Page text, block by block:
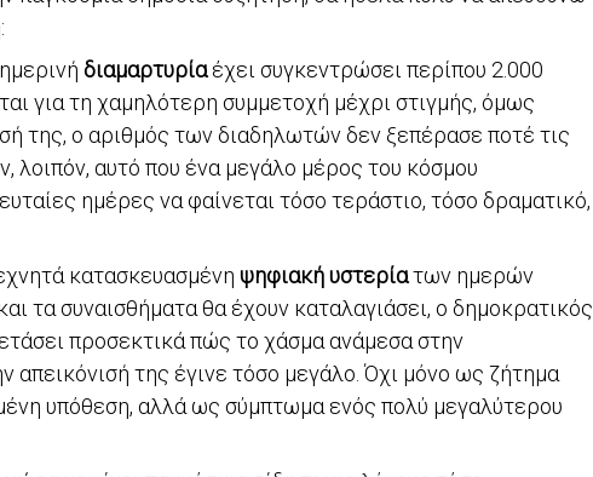
διαμαρτυρίαέχει συγκεντρώσει περίπου 2.000
για τη χαμηλότερη συμμετοχή μέχρι στιγμής, όμως
της, ο αριθμός των διαδηλωτών δεν ξεπέρασε ποτέ τις
λοιπόν, αυτό που ένα μεγάλο μέρος του κόσμου
ημέρες να φαίνεται τόσο τεράστιο, τόσο δραματικό,
κατασκευασμένη ψηφιακή υστερίατων ημερών
τα συναισθήματα θα έχουν καταλαγιάσει, ο δημοκρατικός
προσεκτικά πώς το χάσμα ανάμεσα στην
απεικόνισή της έγινε τόσο μεγάλο. Όχι μόνο ως ζήτημα
υπόθεση, αλλά ως σύμπτωμα ενός πολύ μεγαλύτερου